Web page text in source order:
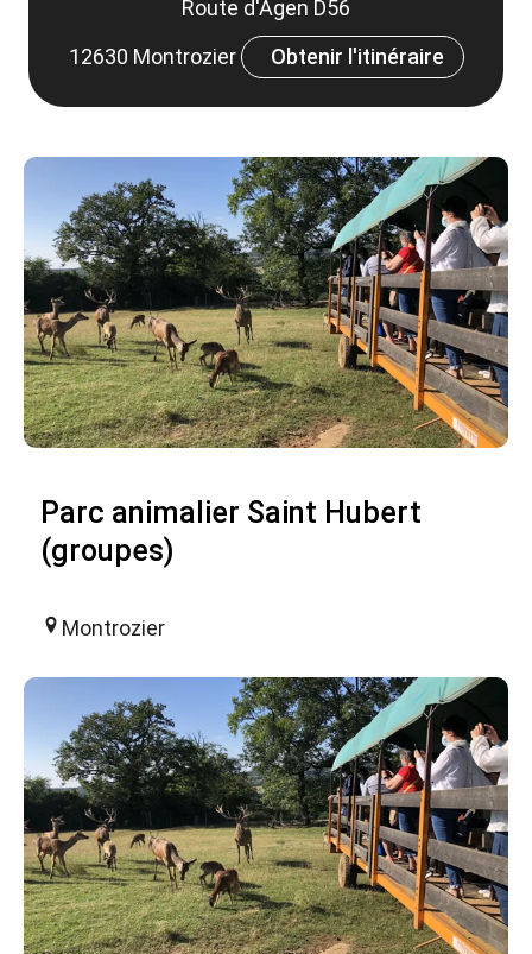
Route d'Agen D56
12630 Montrozier
Obtenir l'itinéraire
Parc animalier Saint Hubert
(groupes)
Montrozier